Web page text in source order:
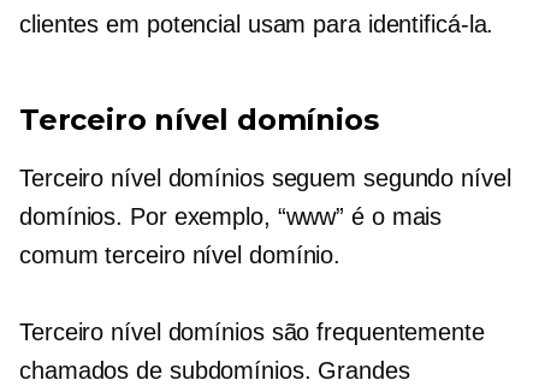
clientes em potencial usam para identificá-la.
Terceiro nível domínios
Terceiro nível domínios seguem segundo nível
domínios. Por exemplo, “www” é o mais
comumterceiro nível domínio.
Terceiro nível domínios são frequentemente
chamados de subdomínios. Grandes